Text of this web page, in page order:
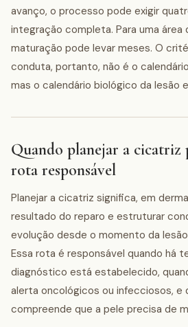
avanço, o processo pode exigir
integração completa. Para uma área
maturação pode levar meses. O
conduta, portanto, não é o
mas o calendário biológico da lesão
Quando planejar a cicatriz
rota responsável
Planejar a cicatriz significa, em
resultado do reparo e estruturar
evolução desde o momento da
Essa rota é responsável quando há
diagnóstico está estabelecido,
alerta oncológicos ou infecciosos, e
compreende que a pele precisa de